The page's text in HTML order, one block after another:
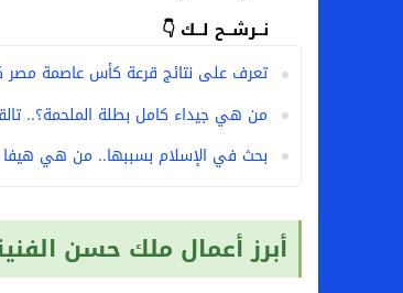
نــرشــح لــك 👇
تعرف على نتائج قرعة كأس عاصمة مصر كاملة
من هي جيداء كامل بطلة الملحمة؟..
بحث في الإسلام بسببها.. من هي
أبرز أعمال ملك حسن